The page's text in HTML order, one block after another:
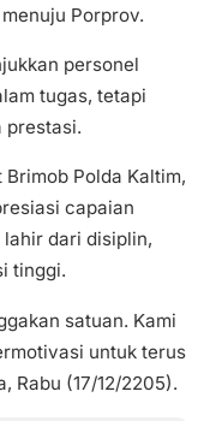
Porprov.
personel
tugas, tetapi
prestasi.
Polda Kaltim,
capaian
dari disiplin,
tinggi.
satuan. Kami
untuk terus
Rabu (17/12/2205).